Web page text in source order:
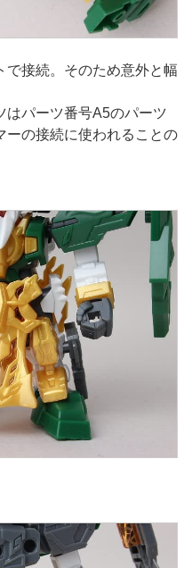
接続。そのため意外と幅
パーツ番号A5のパーツ
ーの接続に使われることの